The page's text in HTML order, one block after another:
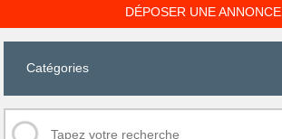
DÉPOSER UNE ANNONCE